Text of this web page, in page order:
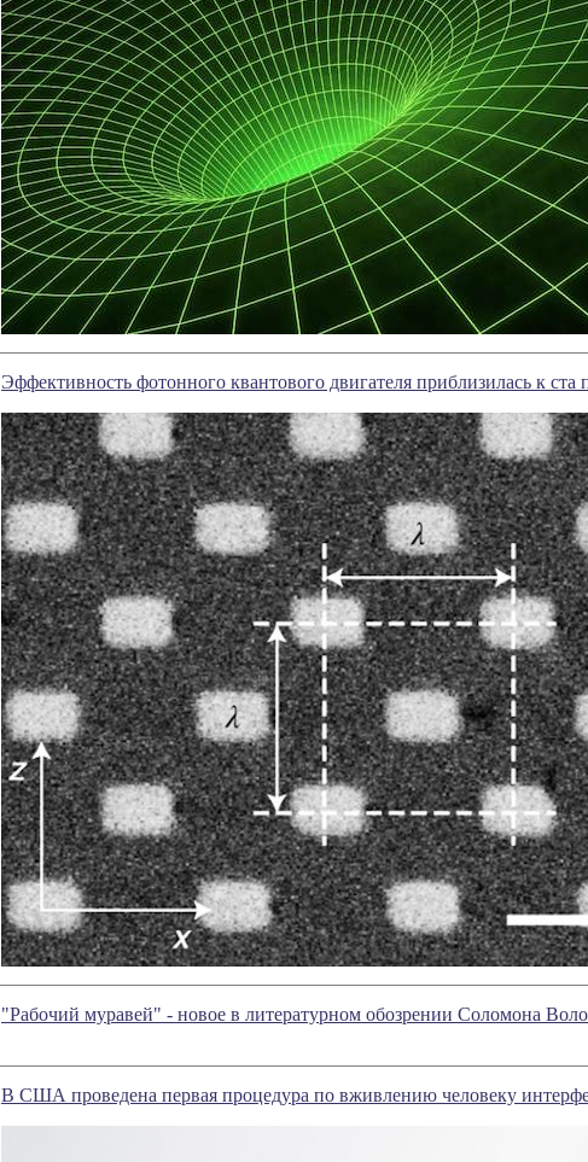
Эффективность фотонного квантового двигателя приблизилась к ста
"Рабочий муравей" - новое в литературном обозрении Соломона
В США проведена первая процедура по вживлению человеку